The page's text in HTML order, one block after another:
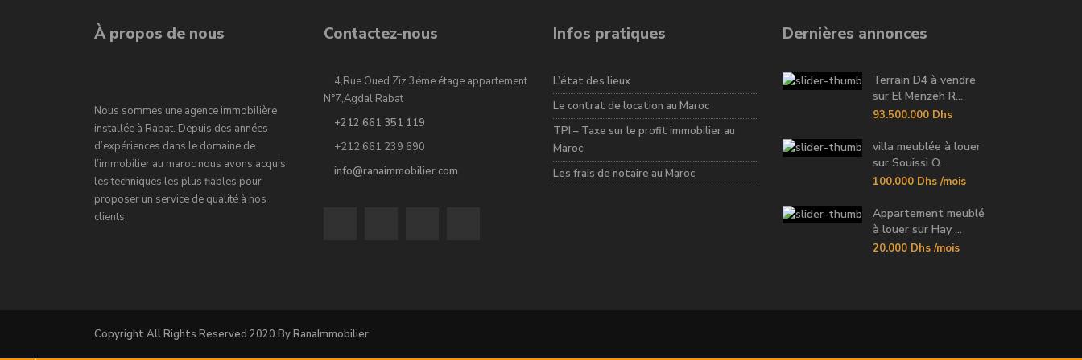
À propos de nous
Nous sommes une agence immobilière
installée à Rabat. Depuis des années
d’expériences dans le domaine de
l’immobilier au maroc nous avons acquis
les techniques les plus fiables pour
proposer un service de qualité à nos
clients.
Contactez-nous
4,Rue Oued Ziz 3éme étage appartement
N°7,Agdal Rabat
+212 661 351 119
+212 661 239 690
info@ranaimmobilier.com
Infos pratiques
L’état des lieux
Le contrat de location au Maroc
TPI – Taxe sur le profit immobilier au
Maroc
Les frais de notaire au Maroc
Dernières annonces
Terrain D4 à vendre
sur El Menzeh R...
93.500.000 Dhs
villa meublée à louer
sur Souissi O...
100.000 Dhs /mois
Appartement meublé
à louer sur Hay ...
20.000 Dhs /mois
Copyright All Rights Reserved 2020 By RanaImmobilier